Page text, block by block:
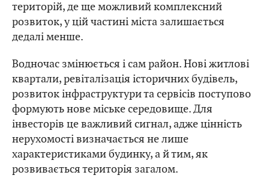
територій, де ще можливий комплексний
розвиток, у цій частині міста залишається
дедалі менше.
Водночас змінюється і сам район. Нові житлові
квартали, ревіталізація історичних будівель,
розвиток інфраструктури та сервісів поступово
формують нове міське середовище. Для
інвесторів це важливий сигнал, адже цінність
нерухомості визначається не лише
характеристиками будинку, а й тим, як
розвивається територія загалом.